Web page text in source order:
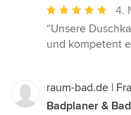
Bewertung:
5
Sternen
4.
“Unsere
und kompetent
raum-bad.de |
Badplaner &